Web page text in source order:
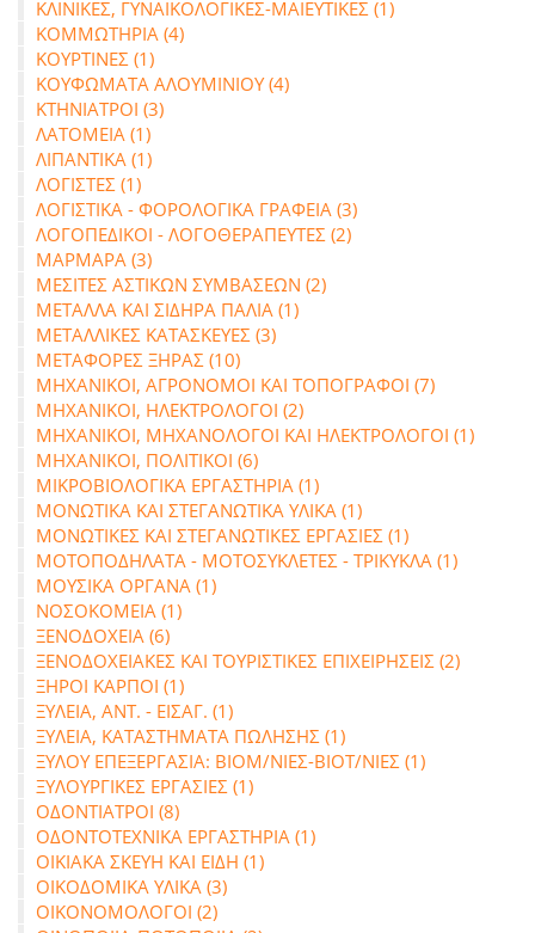
ΚΛΙΝΙΚΕΣ, ΓΥΝΑΙΚΟΛΟΓΙΚΕΣ-ΜΑΙΕΥΤΙΚΕΣ (1)
ΚΟΜΜΩΤΗΡΙΑ (4)
ΚΟΥΡΤΙΝΕΣ (1)
ΚΟΥΦΩΜΑΤΑ ΑΛΟΥΜΙΝΙΟΥ (4)
ΚΤΗΝΙΑΤΡΟΙ (3)
ΛΑΤΟΜΕΙΑ (1)
ΛΙΠΑΝΤΙΚΑ (1)
ΛΟΓΙΣΤΕΣ (1)
ΛΟΓΙΣΤΙΚΑ - ΦΟΡΟΛΟΓΙΚΑ ΓΡΑΦΕΙΑ (3)
ΛΟΓΟΠΕΔΙΚΟΙ - ΛΟΓΟΘΕΡΑΠΕΥΤΕΣ (2)
ΜΑΡΜΑΡΑ (3)
ΜΕΣΙΤΕΣ ΑΣΤΙΚΩΝ ΣΥΜΒΑΣΕΩΝ (2)
ΜΕΤΑΛΛΑ ΚΑΙ ΣΙΔΗΡΑ ΠΑΛΙΑ (1)
ΜΕΤΑΛΛΙΚΕΣ ΚΑΤΑΣΚΕΥΕΣ (3)
ΜΕΤΑΦΟΡΕΣ ΞΗΡΑΣ (10)
ΜΗΧΑΝΙΚΟΙ, ΑΓΡΟΝΟΜΟΙ ΚΑΙ ΤΟΠΟΓΡΑΦΟΙ (7)
ΜΗΧΑΝΙΚΟΙ, ΗΛΕΚΤΡΟΛΟΓΟΙ (2)
ΜΗΧΑΝΙΚΟΙ, ΜΗΧΑΝΟΛΟΓΟΙ ΚΑΙ ΗΛΕΚΤΡΟΛΟΓΟΙ (1)
ΜΗΧΑΝΙΚΟΙ, ΠΟΛΙΤΙΚΟΙ (6)
ΜΙΚΡΟΒΙΟΛΟΓΙΚΑ ΕΡΓΑΣΤΗΡΙΑ (1)
ΜΟΝΩΤΙΚΑ ΚΑΙ ΣΤΕΓΑΝΩΤΙΚΑ ΥΛΙΚΑ (1)
ΜΟΝΩΤΙΚΕΣ ΚΑΙ ΣΤΕΓΑΝΩΤΙΚΕΣ ΕΡΓΑΣΙΕΣ (1)
ΜΟΤΟΠΟΔΗΛΑΤΑ - ΜΟΤΟΣΥΚΛΕΤΕΣ - ΤΡΙΚΥΚΛΑ (1)
ΜΟΥΣΙΚΑ ΟΡΓΑΝΑ (1)
ΝΟΣΟΚΟΜΕΙΑ (1)
ΞΕΝΟΔΟΧΕΙΑ (6)
ΞΕΝΟΔΟΧΕΙΑΚΕΣ ΚΑΙ ΤΟΥΡΙΣΤΙΚΕΣ ΕΠΙΧΕΙΡΗΣΕΙΣ (2)
ΞΗΡΟΙ ΚΑΡΠΟΙ (1)
ΞΥΛΕΙΑ, ΑΝΤ. - ΕΙΣΑΓ. (1)
ΞΥΛΕΙΑ, ΚΑΤΑΣΤΗΜΑΤΑ ΠΩΛΗΣΗΣ (1)
ΞΥΛΟΥ ΕΠΕΞΕΡΓΑΣΙΑ: ΒΙΟΜ/ΝΙΕΣ-ΒΙΟΤ/ΝΙΕΣ (1)
ΞΥΛΟΥΡΓΙΚΕΣ ΕΡΓΑΣΙΕΣ (1)
ΟΔΟΝΤΙΑΤΡΟΙ (8)
ΟΔΟΝΤΟΤΕΧΝΙΚΑ ΕΡΓΑΣΤΗΡΙΑ (1)
ΟΙΚΙΑΚΑ ΣΚΕΥΗ ΚΑΙ ΕΙΔΗ (1)
ΟΙΚΟΔΟΜΙΚΑ ΥΛΙΚΑ (3)
ΟΙΚΟΝΟΜΟΛΟΓΟΙ (2)